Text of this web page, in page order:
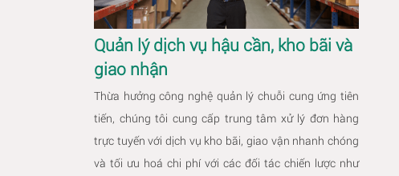
Quản lý dịch vụ hậu cần, kho bãi và
giao nhận
Thừa hưởng công nghệ quản lý chuỗi cung ứng tiên
tiến, chúng tôi cung cấp trung tâm xử lý đơn hàng
trực tuyến với dịch vụ kho bãi, giao vận nhanh chóng
và tối ưu hoá chi phí với các đối tác chiến lược như